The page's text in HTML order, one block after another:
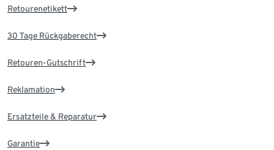
Retourenetikett
30 Tage Rückgaberecht
Retouren-Gutschrift
Reklamation
Ersatzteile & Reparatur
Garantie